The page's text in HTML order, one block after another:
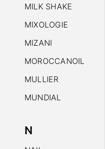
MILK SHAKE
MIXOLOGIE
MIZANI
MOROCCANOIL
MULLIER
MUNDIAL
N